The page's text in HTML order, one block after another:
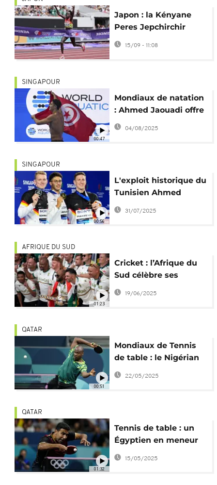
Japon : la Kényane
Peres Jepchirchir
championne du
15/09 - 11:08
00:47
SINGAPOUR
Mondiaux de natation
: Ahmed Jaouadi offre
un doublé historique à
la Tunisie
04/08/2025
00:56
SINGAPOUR
L'exploit historique du
Tunisien Ahmed
Jaouadi aux Mondiaux
de natation
31/07/2025
01:23
AFRIQUE DU SUD
Cricket : l’Afrique du
Sud célèbre ses
champions du monde
19/06/2025
00:51
QATAR
Mondiaux de Tennis
de table : le Nigérian
Quadri Aruna passe
en 8e de finale
22/05/2025
01:32
QATAR
Tennis de table : un
Égyptien en meneur
des pays arabes au
Mondial 2025
15/05/2025